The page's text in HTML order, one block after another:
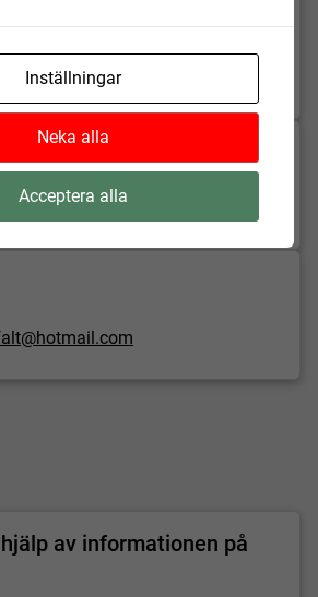
av informationen på
Inställningar
Neka alla
Acceptera alla